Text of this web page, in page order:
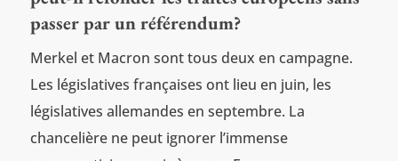
passer par un référendum?
Merkel et Macron sont tous deux en campagne.
Les législatives françaises ont lieu en juin, les
législatives allemandes en septembre. La
chancelière ne peut ignorer l’immense